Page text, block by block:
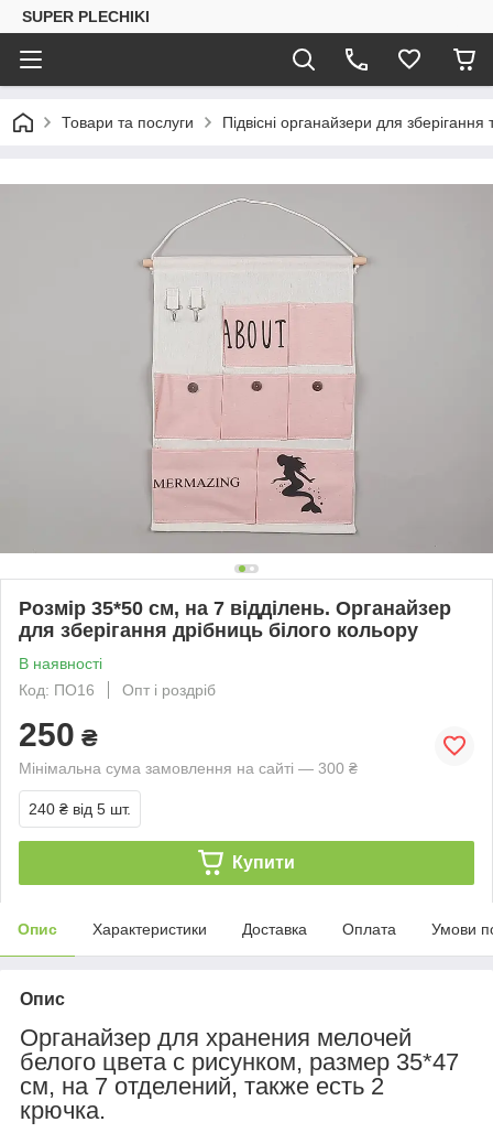
SUPER PLECHIKI
Товари та послуги Підвісні органайзери для
Розмір 35*50 см, на 7 відділень. Органайзер
для зберігання дрібниць білого кольору
В наявності
Код: ПО16
Опт і роздріб
250 ₴
Мінімальна сума замовлення на сайті — 300 ₴
240 ₴ від 5 шт.
Купити
Опис Характеристики Доставка Оплата Умови
Опис
Органайзер для хранения мелочей
белого цвета с рисунком, размер 35*47
см, на 7 отделений, также есть 2
крючка.